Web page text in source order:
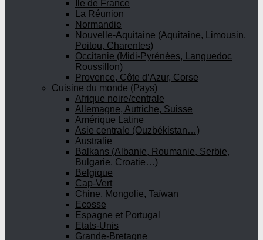
Ile de France
La Réunion
Normandie
Nouvelle-Aquitaine (Aquitaine, Limousin,
Poitou, Charentes)
Occitanie (Midi-Pyrénées, Languedoc
Roussillon)
Provence, Côte d’Azur, Corse
Cuisine du monde (Pays)
Afrique noire/centrale
Allemagne, Autriche, Suisse
Amérique Latine
Asie centrale (Ouzbékistan…)
Australie
Balkans (Albanie, Roumanie, Serbie,
Bulgarie, Croatie…)
Belgique
Cap-Vert
Chine, Mongolie, Taïwan
Ecosse
Espagne et Portugal
Etats-Unis
Grande-Bretagne